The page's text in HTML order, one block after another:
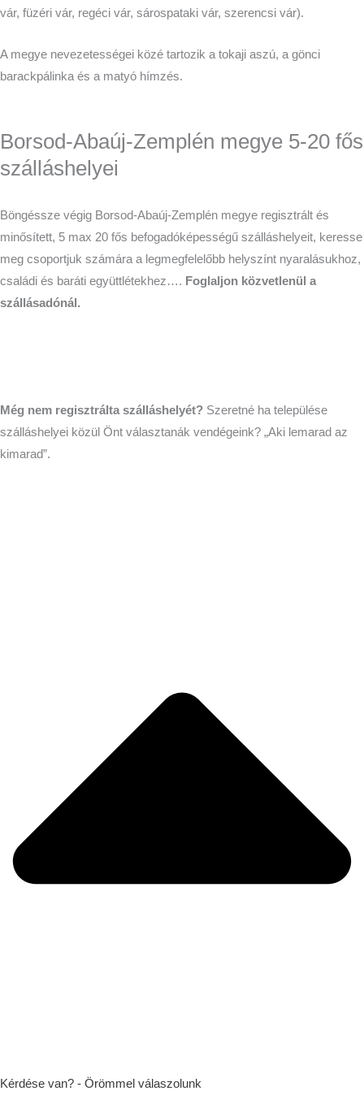
vár, füzéri vár, regéci vár, sárospataki vár, szerencsi vár).
A megye nevezetességei közé tartozik a tokaji aszú, a gönci
barackpálinka és a matyó hímzés.
Borsod-Abaúj-Zemplén megye 5-20 fős
szálláshelyei
Böngéssze végig Borsod-Abaúj-Zemplén megye regisztrált és
minősített, 5 max 20 fős befogadóképességű szálláshelyeit, keresse
meg csoportjuk számára a legmegfelelőbb helyszínt nyaralásukhoz,
családi és baráti együttlétekhez…. Foglaljon közvetlenül a
szállásadónál.
Még nem regisztrálta szálláshelyét? Szeretné ha települése
szálláshelyei közül Önt választanák vendégeink? „Aki lemarad az
kimarad”.
Kérdése van? - Örömmel válaszolunk